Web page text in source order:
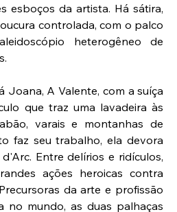
esboços da artista. Há sátira,
controlada, com o palco
heterogêneo de
Joana, A Valente, com a suíça
que traz uma lavadeira às
varais e montanhas de
faz seu trabalho, ela devora
Entre delírios e ridículos,
ações heroicas contra
da arte e profissão
no mundo, as duas palhaças